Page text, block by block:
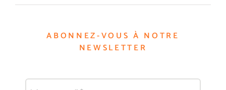
ABONNEZ-VOUS À NOTRE
NEWSLETTER